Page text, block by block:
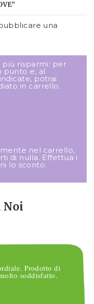
una
più risparmi: per
punto e, al
potrai
in carrello.
nel carrello,
di nulla. Effettua i
lo sconto.
Noi
Prodotto di
soddisfatto.